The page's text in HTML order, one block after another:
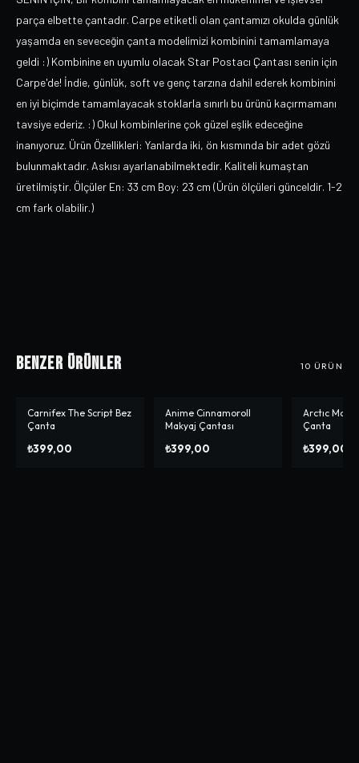
parça elbette çantadır. Carpe etiketli olan çantamızı okulda günlük
yaşamda en seveceğin çanta modelimizi kombinini tamamlamaya
geldi :) Kombinine en uyumlu olacak Star Postacı Çantası senin için
Carpe'de! İndie, günlük, soft ve genç tarzına dahil ederek kombinini
en iyi biçimde tamamlayacak stoklarla sınırlı bu ürünü kaçırmamanı
tavsiye ederiz. :) Okul kombinlerine çok güzel eşlik edeceğine
inanıyoruz. Ürün Özellikleri: Yanlarda iki, ön kısmında bir adet gözü
bulunmaktadır. Askısı ayarlanabilmektedir. Kaliteli kumaştan
üretilmiştir. Ölçüler En: 33 cm Boy: 23 cm (Ürün ölçüleri günceldir. 1-2
cm fark olabilir.)
Benzer Ürünler 10 ÜRÜN
Carnifex The Script Bez
Çanta
₺399,00
Anime Cinnamoroll
Makyaj Çantası
₺399,00
Arctıc
Çanta
₺399,00